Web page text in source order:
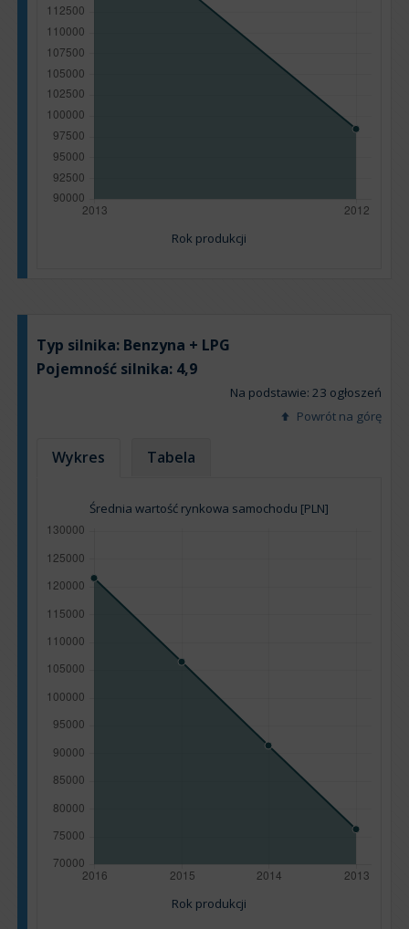
Rok produkcji
Typ silnika: Benzyna + LPG
Pojemność silnika: 4,9
Na podstawie: 23 ogłoszeń
Powrót na górę
Wykres Tabela
Średnia wartość rynkowa samochodu [PLN]
Rok produkcji